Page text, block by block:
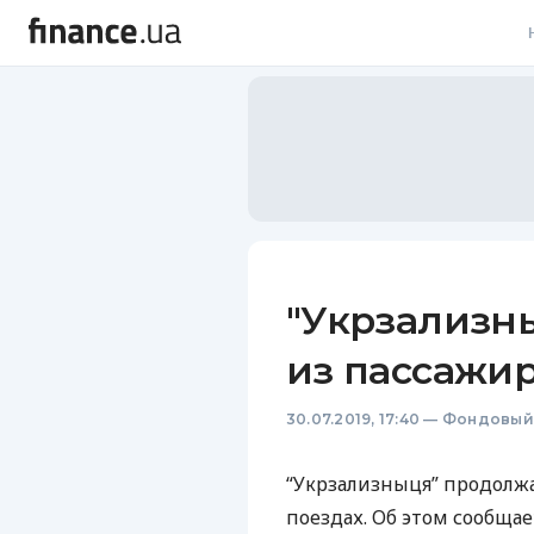
из
30.07.2019, 17:40 —
“Укрзализныця”
поездах. Об этом